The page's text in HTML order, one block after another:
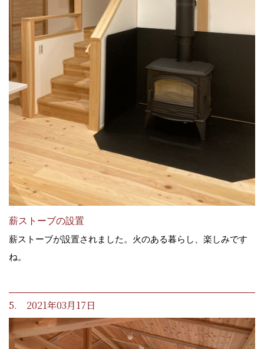
薪ストーブの設置
薪ストーブが設置されました。火のある暮らし、楽しみです
ね。
5. 2021年03月17日